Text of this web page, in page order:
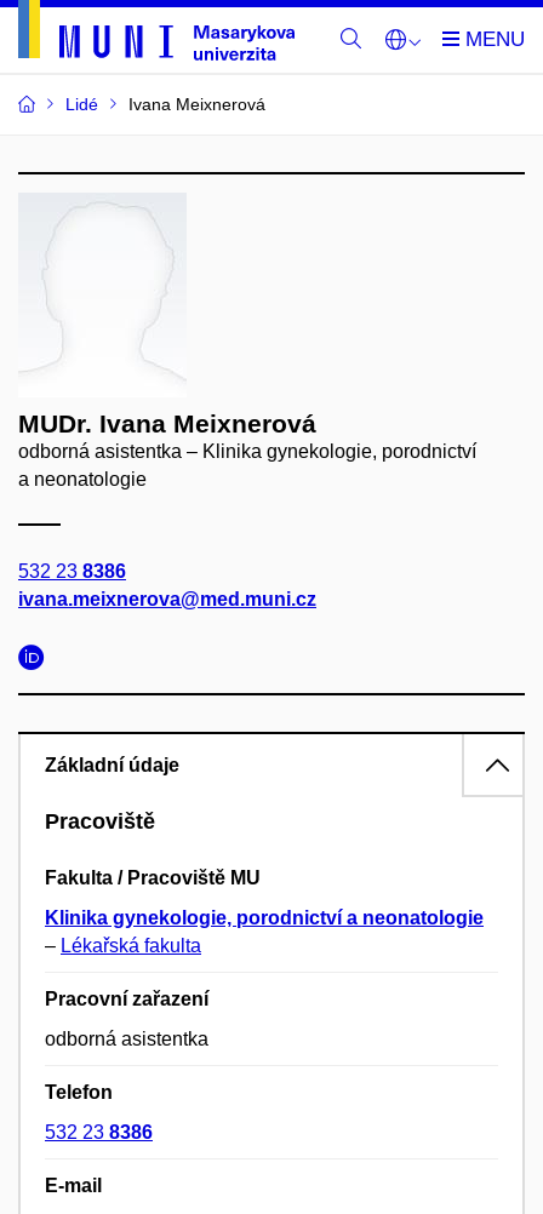
Lidé Ivana Meixnerová
MUDr. Ivana Meixnerová
odborná asistentka – Klinika gynekologie, porodnictví
a neonatologie
532 23 8386
ivana.meixnerova@med.muni.cz
Základní údaje
Pracoviště
Fakulta / Pracoviště MU
Klinika gynekologie, porodnictví a neonatologie
– Lékařská fakulta
Pracovní zařazení
odborná asistentka
Telefon
532 23 8386
E-mail